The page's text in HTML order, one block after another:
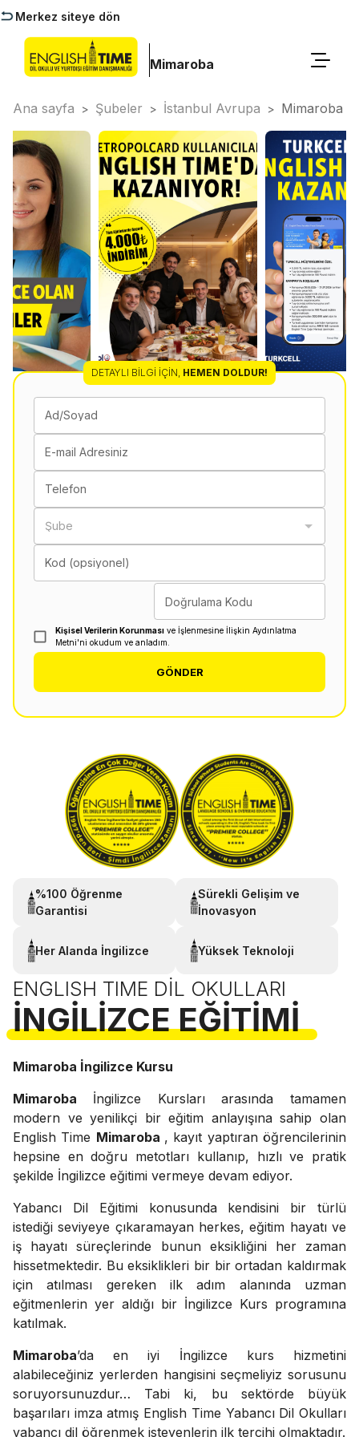
Merkez siteye dön
Mimaroba
Ana sayfa > Şubeler > İstanbul Avrupa > Mimaroba
DETAYLI BILGI İÇIN, HEMEN DOLDUR!
Ad/Soyad
E-mail Adresiniz
Telefon
Şube
Kod (opsiyonel)
Doğrulama Kodu
Kişisel Verilerin Korunması ve İşlenmesine İlişkin Aydınlatma
Metni'ni okudum ve anladım.
GÖNDER
%100 Öğrenme
Garantisi
Sürekli Gelişim ve
İnovasyon
Her Alanda İngilizce Yüksek Teknoloji
ENGLISH TIME DIL OKULLARI
İNGILIZCE EĞITIMI
Mimaroba İngilizce Kursu
Mimaroba İngilizce Kursları arasında tamamen
modern ve yenilikçi bir eğitim anlayışına sahip olan
English Time Mimaroba , kayıt yaptıran öğrencilerinin
hepsine en doğru metotları kullanıp, hızlı ve pratik
şekilde İngilizce eğitimi vermeye devam ediyor.
Yabancı Dil Eğitimi konusunda kendisini bir türlü
istediği seviyeye çıkaramayan herkes, eğitim hayatı ve
iş hayatı süreçlerinde bunun eksikliğini her zaman
hissetmektedir. Bu eksiklikleri bir bir ortadan kaldırmak
için atılması gereken ilk adım alanında uzman
eğitmenlerin yer aldığı bir İngilizce Kurs programına
katılmak.
Mimaroba’da en iyi İngilizce kurs hizmetini
alabileceğiniz yerlerden hangisini seçmeliyiz sorusunu
soruyorsunuzdur… Tabi ki, bu sektörde büyük
başarıları imza atmış English Time Yabancı Dil Okulları
yabancı dil öğrenmek isteyenlerin ilk tercihi olmaktadır.